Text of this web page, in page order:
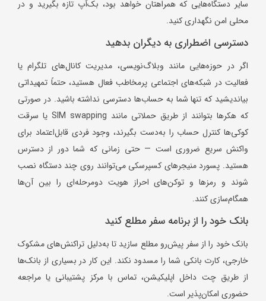
سایر دستگاه‌هایی که همراهتان خواهد بود، بک‌آپ تازه بگیرید و در
محلی امن نگهداری کنید.
دسترسی اضطراری به دیگران بدهید
اگر در حوزه‌هایی مانند وبلاگ‌نویسی، مدیریت کانال‌های تلگرام یا
فعالیت در شبکه‌های اجتماعی پرمخاطب فعال هستید، حتماً تمهیداتی
بیاندیشید که تنها شما به حساب‌ها دسترسی نداشته باشید. در صورتی
که هکرها بتوانند از طریق حملاتی مانند SIM swapping یا سرقت
کوکی‌ها کنترل حساب را به‌دست بگیرند، وجود فردی قابل‌اعتماد برای
واکنش سریع ضروری است — حتی زمانی که شما دور از دسترس
هستید. پسورد منیجرهای کسپرسکی می‌توانند روی چند دستگاه نصب
شوند و رمزها و توکن‌های احراز هویت دومرحله‌ای را بین آن‌ها
همگام‌سازی کنند.
بانک خود را از برنامه سفر مطلع کنید
بانک خود را از سفر پیش‌رو مطلع سازید تا به‌دلیل تراکنش‌های مشکوک
خارجی، کارت بانکی شما را مسدود نکند. این کار در بسیاری از بانک‌ها
از طریق چت داخل اپلیکیشن، تماس با مرکز پشتیبانی یا مراجعه
حضوری امکان‌پذیر است.